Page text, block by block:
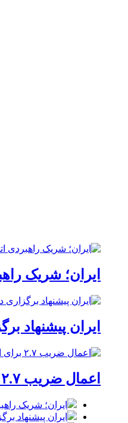
ایران؛ شریک
ایران پیشنهاد
اعمال ضریب ۲.۷ برای اینترنت بین‌الملل صحت دارد؟ / واکنش سازمان تنظیم مقررات
ایران؛ شریک
ایران پیشنهاد